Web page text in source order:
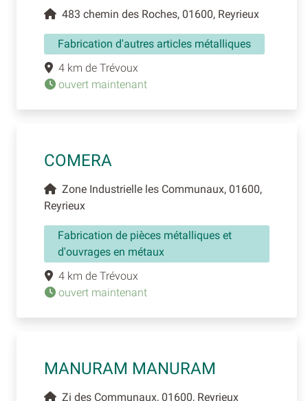
483 chemin des Roches, 01600, Reyrieux
Fabrication d'autres articles métalliques
4 km de Trévoux
ouvert maintenant
COMERA
Zone Industrielle les Communaux, 01600,
Reyrieux
Fabrication de pièces métalliques et
d'ouvrages en métaux
4 km de Trévoux
ouvert maintenant
MANURAM MANURAM
Zi des Communaux, 01600, Reyrieux